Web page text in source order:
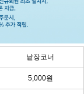
낱장코너
5,000원